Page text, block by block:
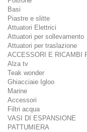
Basi
Piastre e slitte
Attuatori Elettrici
Attuatori per sollevamento
Attuatori per traslazione
ACCESSORI E RICAMBI
Alza tv
Teak wonder
Ghiacciaie Igloo
Marine
Accessori
Filtri acqua
VASI DI ESPANSIONE
PATTUMIERA